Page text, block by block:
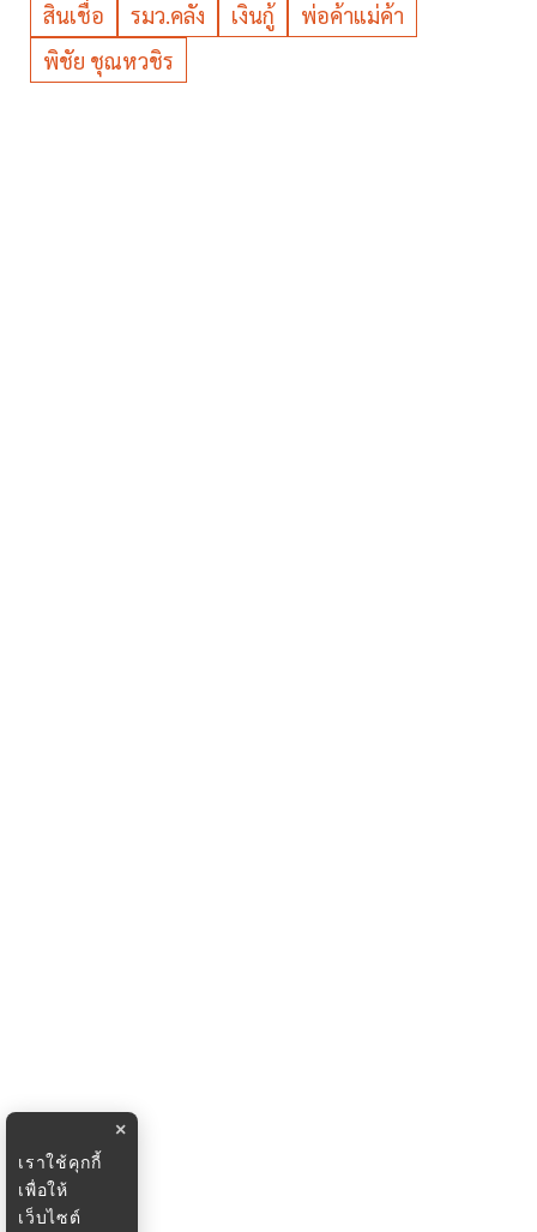
สินเชื่อ
รมว.คลัง เงินกู้
พ่อค้าแม่ค้า
พิชัย ชุณหวชิร
×
เราใช้คุกกี้
เพื่อให้
เว็บไซต์